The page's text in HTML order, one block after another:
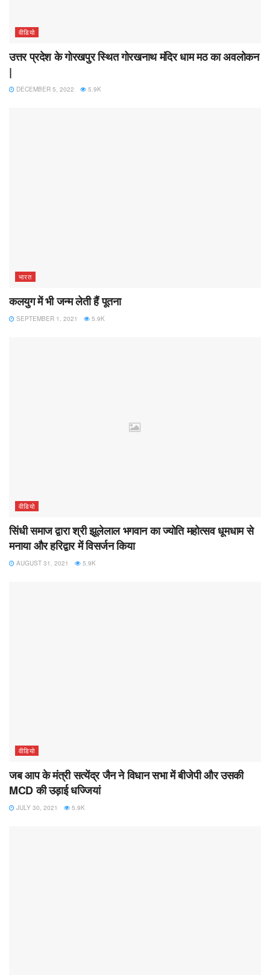
वीडियो
उत्तर प्रदेश के गोरखपुर स्थित गोरखनाथ मंदिर धाम मठ का अवलोकन
|
DECEMBER 5, 2022 5.9K
भारत
कलयुग में भी जन्म लेती हैं पूतना
SEPTEMBER 1, 2021 5.9K
वीडियो
सिंधी समाज द्वारा श्री झूलेलाल भगवान का ज्योति महोत्सव धूमधाम से
मनाया और हरिद्वार में विसर्जन किया
AUGUST 31, 2021 5.9K
वीडियो
जब आप के मंत्री सत्येंद्र जैन ने विधान सभा में बीजेपी और उसकी
MCD की उड़ाई धज्जियां
JULY 30, 2021 5.9K